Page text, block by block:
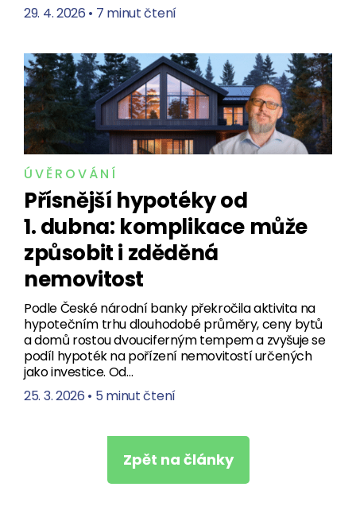
29. 4. 2026 • 7 minut čtení
ÚVĚROVÁNÍ
Přísnější hypotéky od
1. dubna: komplikace může
způsobit i zděděná
nemovitost
Podle České národní banky překročila aktivita na
hypotečním trhu dlouhodobé průměry, ceny bytů
a domů rostou dvouciferným tempem a zvyšuje se
podíl hypoték na pořízení nemovitostí určených
jako investice. Od…
25. 3. 2026 • 5 minut čtení
Zpět na články